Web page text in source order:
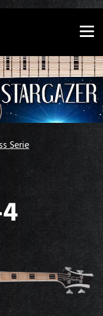
dieser Seite
anzeigen
Serie